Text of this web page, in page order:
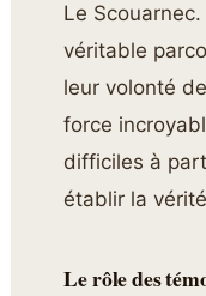
Le
véritable
leur volonté
force
difficiles à
établir la
Le rôle des